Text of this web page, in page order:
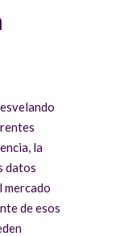
la
datos
mercado
de esos